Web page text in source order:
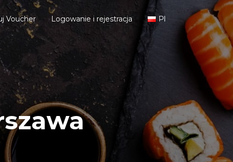
Voucher Logowanie i rejestracja Pl